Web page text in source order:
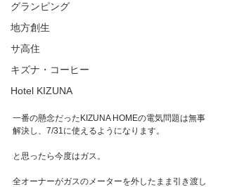
グランピング
地方創生
サ高住
キズナ・コーヒー
Hotel KIZUNA
一番の懸念だったKIZUNA HOMEの電気問題は無事
解決し、7/31に使えるようになります。
と思ったら今度はガス。
全オーナーがガスのメーターを外したまま引き渡し